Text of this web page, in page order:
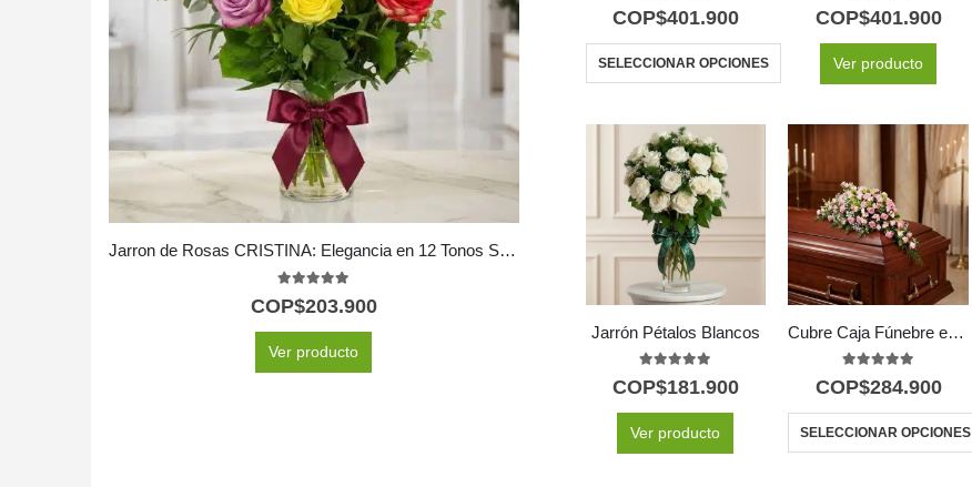
Jarron de Rosas CRISTINA: Elegancia en 12 Tonos Surtidos ⚜️
COP$203.900
Ver producto
5.00
COP$401.900
SELECCIONAR OPCIONES
5.00
COP$401.900
Ver producto
Jarrón Pétalos Blancos
5.00
COP$181.900
Ver producto
Cubre Caja Fúnebre en Homenaje a Juana 🕊️
5.00
COP$284.900
SELECCIONAR OPCIONES